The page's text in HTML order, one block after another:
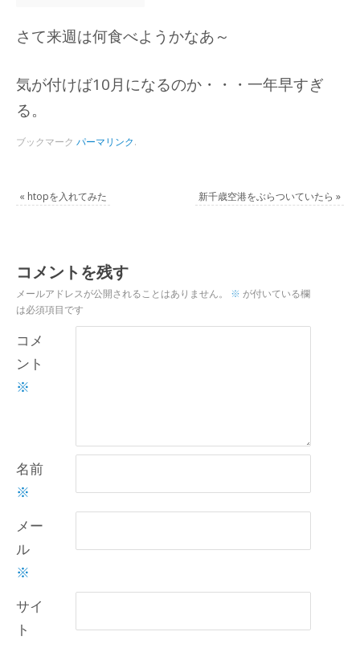
さて来週は何食べようかなあ～
気が付けば10月になるのか・・・一年早すぎ
る。
ブックマークパーマリンク.
« htopを入れてみた 新千歳空港をぶらついていたら »
コメントを残す
メールアドレスが公開されることはありません。 ※ が付いている欄
は必須項目です
コメ
ント
※
名前
※
メー
ル
※
サイ
ト